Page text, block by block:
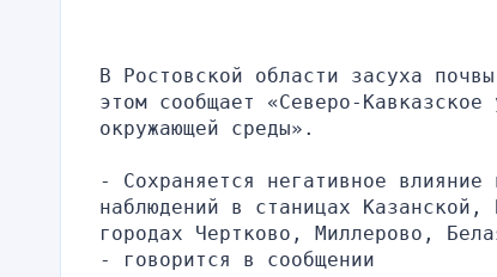
В Ростовской области засуха
этом сообщает «Северо-
окружающей среды».
- Сохраняется негативное
наблюдений в станицах
городах Чертково, Миллерово,
- говорится в сообщении